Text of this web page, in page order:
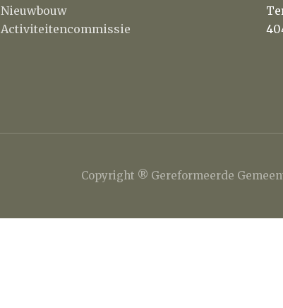
Nieuwbouw
Activiteitencommissie
Copyright ® Gereformeerde